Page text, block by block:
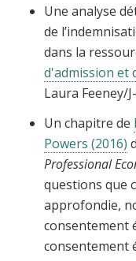
Une analyse
de
dans la
d'admission et
Laura Feeney/
Un chapitre de
Powers (2016)
Professional
questions que
approfondie,
consentement
consentement